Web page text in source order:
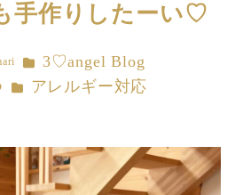
手作りしたーい♡
カテゴリー
3♡angel Blog
カテゴリー
アレルギー対応